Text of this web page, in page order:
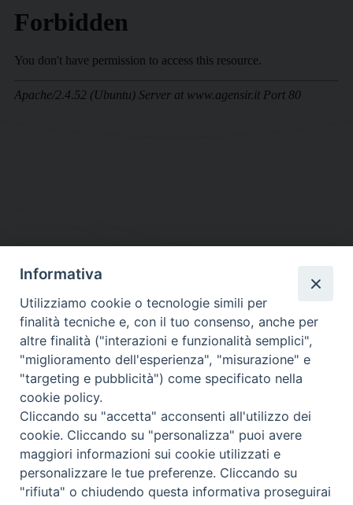
DIOCESI SUBURBICARIA DI ALBANO
Contatti:Tel.: 06.93268401 - Fax.: 06.9323844
E-mail:curia@diocesidialbano.it
Orari: dal Lunedì al Venerdì Ore: 9:00 - 13:00
Lunedì, Mercoledì e Venerdì, Ore 9:30 - 12:30
Diocesi Suburbicaria di Albano
Informativa
Utilizziamo cookie o tecnologie simili per
finalità tecniche e, con il tuo consenso, anche per
altre finalità ("interazioni e funzionalità semplici",
"miglioramento dell'esperienza", "misurazione" e
"targeting e pubblicità") come specificato nella
cookie policy.
Cliccando su "accetta" acconsenti all'utilizzo dei
cookie. Cliccando su "personalizza" puoi avere
maggiori informazioni sui cookie utilizzati e
personalizzare le tue preferenze. Cliccando su
"rifiuta" o chiudendo questa informativa proseguirai